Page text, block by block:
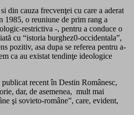
din cauza frecvenţei cu care a aderat
1985, o reuniune de prim rang a
restrictiva -, pentru a conduce o
cu “istoria burghez0-occidentala”,
pozitiv, asa dupa se referea pentru a-
ca au existat tendinţe ideologice
recent în Destin Românesc,
dar, de asemenea, mult mai
şi sovieto-române”, care, evident,